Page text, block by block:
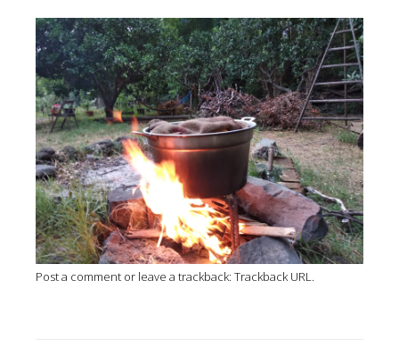
Post a comment or leave a trackback: Trackback URL